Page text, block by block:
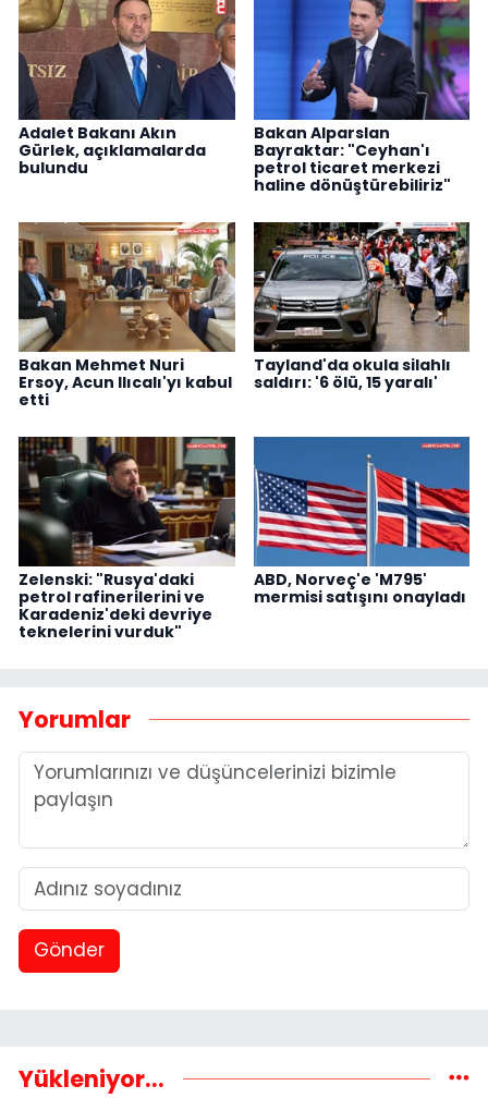
Adalet Bakanı Akın
Gürlek, açıklamalarda
bulundu
Bakan Alparslan
Bayraktar: "Ceyhan'ı
petrol ticaret merkezi
haline dönüştürebiliriz"
Bakan Mehmet Nuri
Ersoy, Acun Ilıcalı'yı kabul
etti
Tayland'da okula silahlı
saldırı: '6 ölü, 15 yaralı'
Zelenski: "Rusya'daki
petrol rafinerilerini ve
Karadeniz'deki devriye
teknelerini vurduk"
ABD, Norveç'e 'M795'
mermisi satışını onayladı
Yorumlar
Gönder
Yükleniyor...